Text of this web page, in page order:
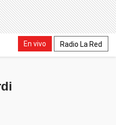
En vivo Radio La Red